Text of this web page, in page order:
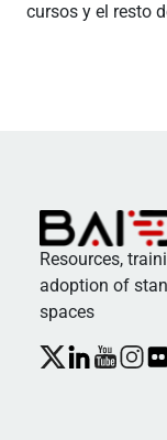
cursos y el resto
Resources,
adoption of
spaces